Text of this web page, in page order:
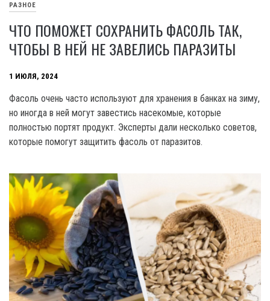
РАЗНОЕ
ЧТО ПОМОЖЕТ СОХРАНИТЬ ФАСОЛЬ ТАК,
ЧТОБЫ В НЕЙ НЕ ЗАВЕЛИСЬ ПАРАЗИТЫ
1 ИЮЛЯ, 2024
Фасоль очень часто используют для хранения в банках на зиму,
но иногда в ней могут завестись насекомые, которые
полностью портят продукт. Эксперты дали несколько советов,
которые помогут защитить фасоль от паразитов.